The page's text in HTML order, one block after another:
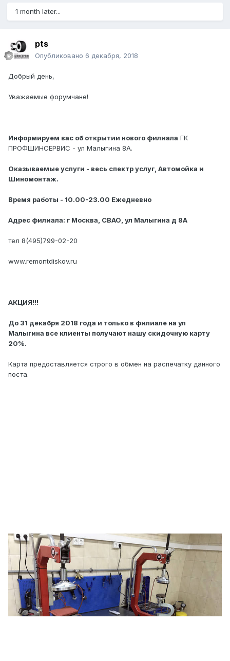
1 month later...
pts
Опубликовано 6 декабря, 2018
Добрый день,
Уважаемые форумчане!
Информируем вас об открытии нового филиала ГК
ПРОФШИНСЕРВИС - ул Малыгина 8А.
Оказываемые услуги - весь спектр услуг, Автомойка и
Шиномонтаж.
Время работы - 10.00-23.00 Ежедневно
Адрес филиала: г Москва, СВАО, ул Малыгина д 8А
тел 8(495)799-02-20
www.remontdiskov.ru
АКЦИЯ!!!
До 31 декабря 2018 года и только в филиале на ул
Малыгина все клиенты получают нашу скидочную карту
20%.
Карта предоставляется строго в обмен на распечатку данного
поста.